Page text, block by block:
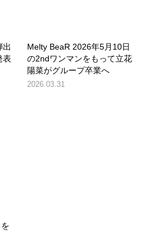
出
表
Melty BeaR 2026年5月10日
の2ndワンマンをもって立花
陽菜がグループ卒業へ
2026.03.31